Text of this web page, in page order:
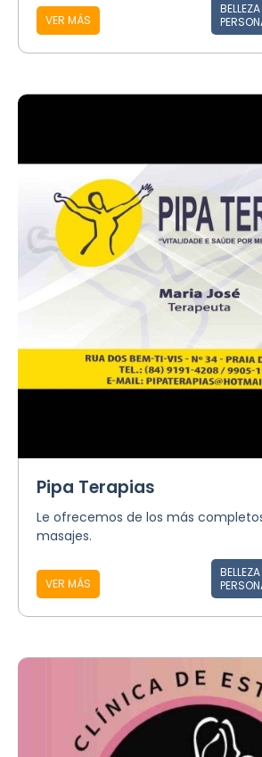
VER MÁS
Pipa Terapias
Le ofrecemos de los más
masajes.
VER MÁS